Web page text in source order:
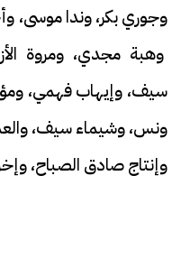
وجوري بكر، وندا موسى،
وهبة مجدي، ومروة
سيف، وإيهاب فهمي،
ونس، وشيماء سيف،
وإنتاج صادق الصباح،